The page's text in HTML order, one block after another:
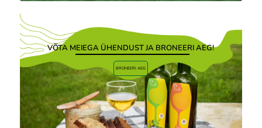
VÕTA MEIEGA ÜHENDUST JA BRONEERI AEG!
BRONEERI AEG